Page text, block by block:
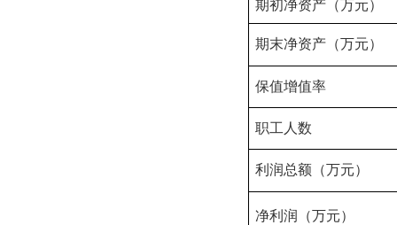
期初净资产（万元）
期末净资产（万元）
保值增值率
职工人数
利润总额（万元）
净利润 （万元）